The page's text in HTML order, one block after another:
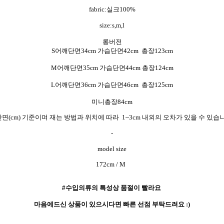
fabric:실크100%
size:s,m,l
롱버전
S어깨단면34cm 가슴단면42cm 총장123cm
M어깨단면35cm 가슴단면44cm 총장124cm
L어깨단면36cm 가슴단면46cm 총장125cm
미니총장84cm
(cm) 기준이며 재는 방법과 위치에 따라 1~3cm 내외의 오차가 있을 수 있습
-
model size
172cm / M
#수입의류의 특성상 품절이 빨라요
마음에드신 상품이 있으시다면 빠른 선점 부탁드려요 :)